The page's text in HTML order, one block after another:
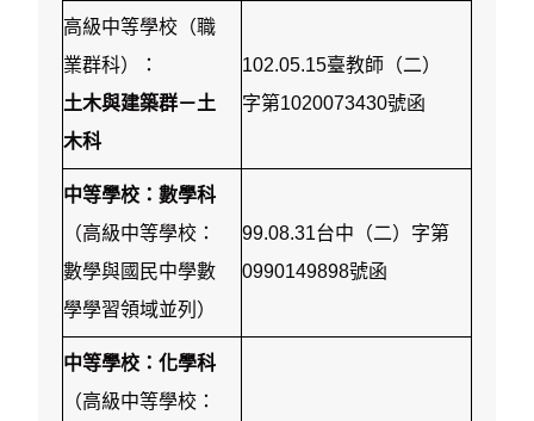
高級中等學校（職
業群科）：
土木與建築群－土
木科
102.05.15臺教師（二）
字第1020073430號函
中等學校：數學科
（高級中等學校：
數學與國民中學數
學學習領域並列）
99.08.31台中（二）字第
0990149898號函
中等學校：化學科
（高級中等學校：